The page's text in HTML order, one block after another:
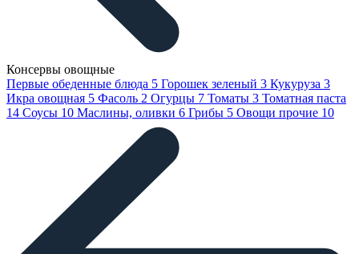
Консервы овощные
Первые обеденные блюда 5 Горошек зеленый 3 Кукуруза 3
Икра овощная 5 Фасоль 2 Огурцы 7 Томаты 3 Томатная паста
14 Соусы 10 Маслины, оливки 6 Грибы 5 Овощи прочие 10